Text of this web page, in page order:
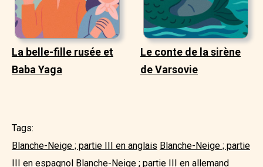
La belle-fille rusée et
Baba Yaga
Le conte de la sirène
de Varsovie
Tags:
Blanche-Neige ; partie III en anglais Blanche-Neige ; partie
III en espagnol Blanche-Neige ; partie III en allemand